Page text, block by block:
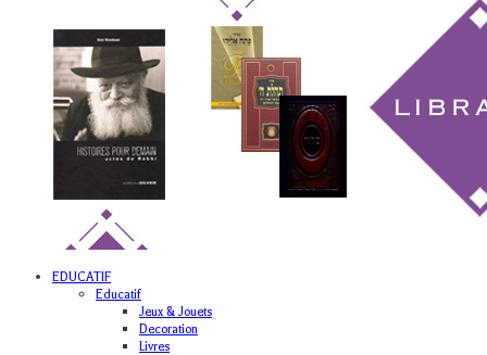
EDUCATIF
Educatif
Jeux & Jouets
Decoration
Livres